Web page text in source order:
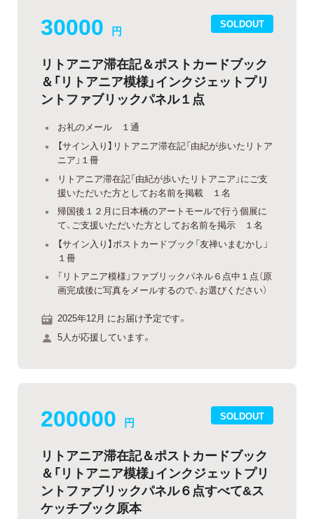
SOLDOUT
30000 円
リトアニア滞在記＆ポストカードブック
＆「リトアニア模様」インクジェットプリ
ントファブリックパネル１点
お礼のメール １通
【サイン入り】リトアニア滞在記「由紀が歩いたリトア
ニア」１冊
リトアニア滞在記「由紀が歩いたリトアニア」にご支
援いただいた方としてお名前を掲載 １名
帰国後１２月に日本橋のアートモールで行う個展に
て、ご支援いただいた方としてお名前を掲示 １名
【サイン入り】ポストカードブック「友禅いまむかし」
１冊
「リトアニア模様」ファブリックパネル６点中１点（原
画完成後に写真をメールするので、お選びください）
2025年12月 にお届け予定です。
5人が応援しています。
SOLDOUT
200000 円
リトアニア滞在記＆ポストカードブック
＆「リトアニア模様」インクジェットプリ
ントファブリックパネル６点すべて&ス
ケッチブック原本